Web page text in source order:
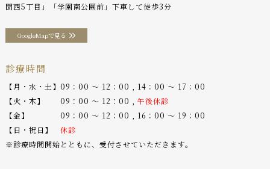
聞西5丁目」「学園南公園前」下車して徒歩3分
GoogleMapで見る
診療時間
【月・水・土】09：00 〜 12：00 , 14：00 〜 17：00
【火・木】 09：00 〜 12：00 , 午後休診
【金】 09：00 〜 12：00 , 16：00 〜 19：00
【日・祝日】 休診
※診療時間開始とともに、受付させていただきます。